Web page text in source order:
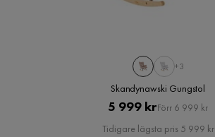
+3
Skandynawski Gungstol
Pris
5 999 krOriginal
Pris
Förr 6 999 kr
Tidigare lägsta pris 5 999 kr